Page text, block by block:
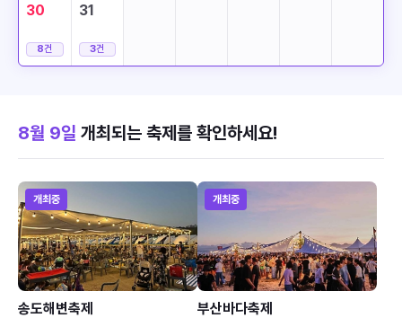
30
8건
31
3건
8월 9일 개최되는 축제를 확인하세요!
개최중
송도해변축제
개최중
부산바다축제